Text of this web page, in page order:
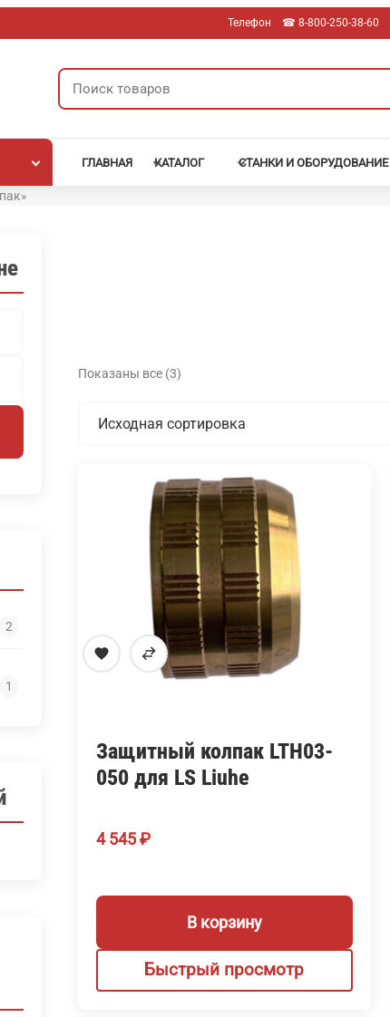
Телефон ☎︎ 8-800-250-38-60
Поиск
товаров
ГЛАВНАЯ КАТАЛОГ СТАНКИ И ОБОРУДОВАНИЕ
2
1
Показаны все (3)
Защитный колпак LTH03-
050 для LS Liuhe
4 545₽
В корзину
Быстрый просмотр